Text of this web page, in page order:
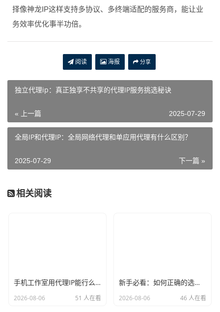
择像神龙IP这样支持多协议、多终端适配的服务商，能让业
务效率优化事半功倍。
阅读 海报 分享
独立代理ip：真正独享不共享的代理IP服务挑选秘诀
« 上一篇 2025-07-29
全局IP和代理IP：全局网络代理和单应用代理有什么区别？
下一篇 »
2025-07-29
相关阅读
手机工作室用代理IP能行么？过来人的经验告诉你答案
2026-08-06 51 人在看
新手必看：如何正确的选择代理ip软件，别再交智商税了
2026-08-06 46 人在看